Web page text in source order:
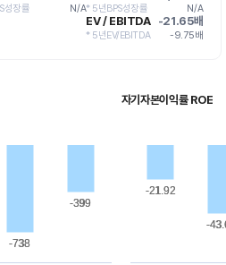
성장률 N/A* 5년BPS성장률 N/A
EV / EBITDA -21.65배
* 5년EV/EBITDA -9.75배
-738
-738
-399
-399
자기자본이익률 ROE
-21.92
-21.92
--